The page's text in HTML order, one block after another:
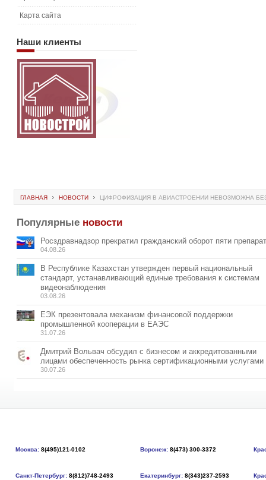
Карта сайта
Наши клиенты
ГЛАВНАЯ НОВОСТИ ЦИФРОФИЗАЦИЯ В АВИАСТРОЕНИИ НЕВОЗМОЖНА
Популярные новости
Росздравнадзор прекратил гражданский оборот пяти
04.08.26
В Республике Казахстан утвержден первый национальный
стандарт, устанавливающий единые требования к системам
видеонаблюдения
03.08.26
ЕЭК презентовала механизм финансовой поддержки
промышленной кооперации в ЕАЭС
31.07.26
Дмитрий Вольвач обсудил с бизнесом и аккредитованными
лицами обеспеченность рынка сертификационными услугами
30.07.26
Москва: 8(495)121-0102 Воронеж: 8(473) 300-3372
Санкт-Петербург: 8(812)748-2493 Екатеринбург: 8(343)237-2593